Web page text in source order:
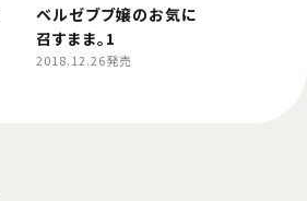
ベルゼブブ嬢のお気に
召すまま。1
2018.12.26発売